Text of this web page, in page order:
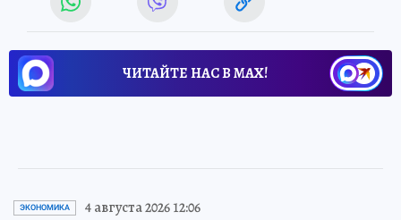
ЧИТАЙТЕ НАС В МАХ!
ЭКОНОМИКА 4 августа 2026 12:06